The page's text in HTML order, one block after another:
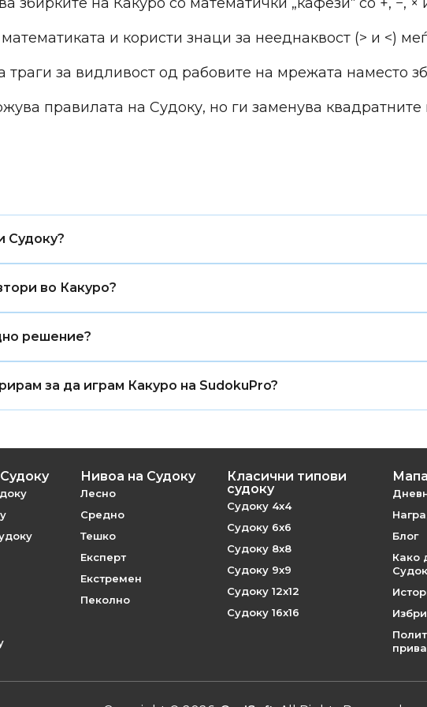
и користи знаци за нееднаквост (> и <)
за видливост од рабовите на мрежата наместо
правилата на Судоку, но ги заменува
Судоку?
блокирани ќелии, додека Судоку користи фиксни полиња
во Какуро?
решение?
погодување.
за да играм Какуро на SudokuPro?
Нивоа на Судоку
Лесно
Средно
Тешко
Експерт
Екстремен
Пеколно
Класични типови
судоку
Судоку 4x4
Судоку 6x6
Судоку 8x8
Судоку 9x9
Судоку 12x12
Судоку 16x16
Блог
Како